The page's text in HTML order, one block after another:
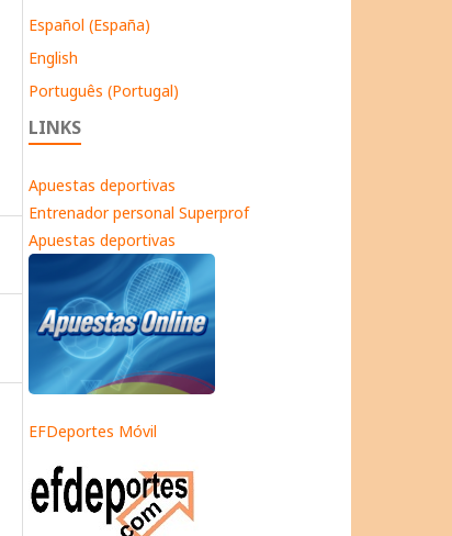
Español (España)
English
Português (Portugal)
LINKS
Apuestas deportivas
Entrenador personal Superprof
Apuestas deportivas
EFDeportes Móvil